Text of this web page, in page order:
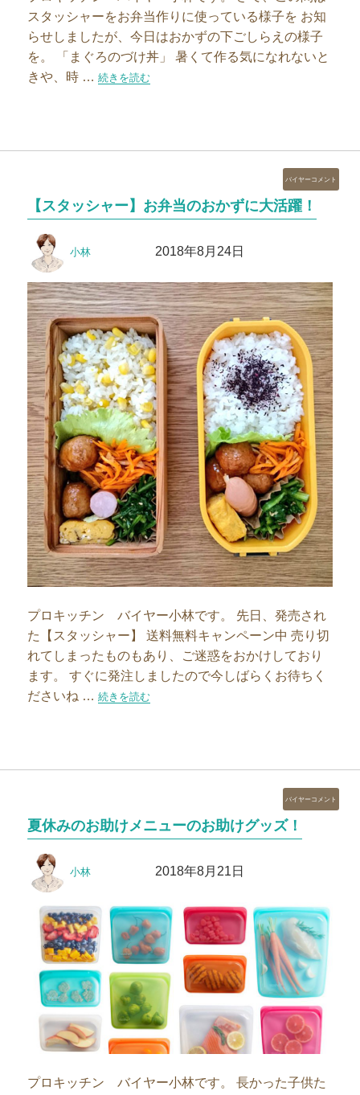
スタッシャーをお弁当作りに使っている様子を お知
らせしましたが、今日はおかずの下ごしらえの様子
を。 「まぐろのづけ丼」 暑くて作る気になれないと
きや、時 …“【スタッシャー】夕飯の下ごしらえに！”の
続きを読む
【スタッシャー】お弁当のおかずに大活躍！
稿
小林稿
2018年8月24日
カ
テ
ゴ
バイヤーコメント
プロキッチン バイヤー小林です。 先日、発売され
た【スタッシャー】 送料無料キャンペーン中 売り切
れてしまったものもあり、ご迷惑をおかけしており
ます。 すぐに発注しましたので今しばらくお待ちく
ださいね …“【スタッシャー】お弁当のおかずに大活躍！”の
続きを読む
夏休みのお助けメニューのお助けグッズ！
稿
小林稿
2018年8月21日
カ
テ
ゴ
バイヤーコメント
プロキッチン バイヤー小林です。 長かった子供た